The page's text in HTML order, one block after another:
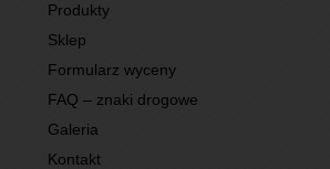
Produkty
Sklep
Formularz wyceny
FAQ – znaki drogowe
Galeria
Kontakt